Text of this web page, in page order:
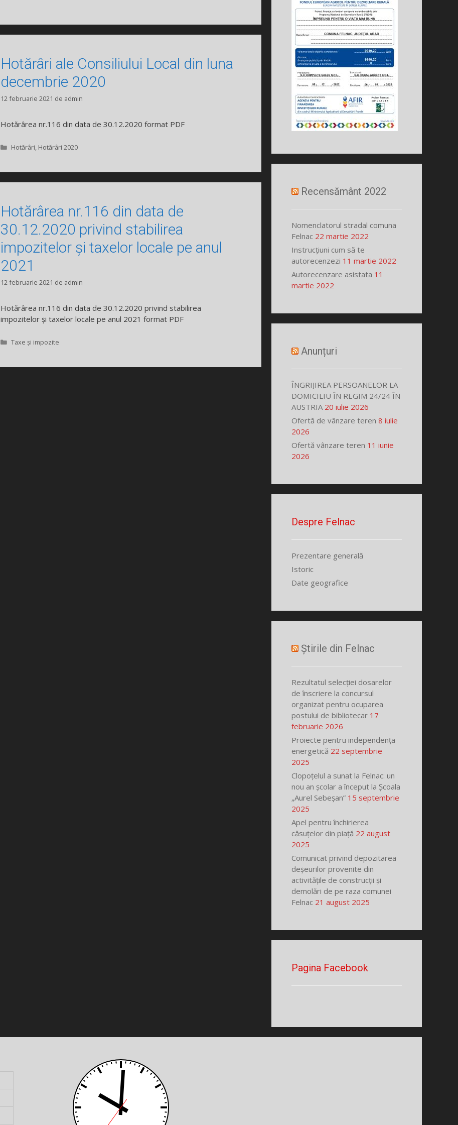
Hotărâri ale Consiliului Local din luna
decembrie 2020
12 februarie 2021 de admin
Hotărârea nr.116 din data de 30.12.2020 format PDF
Categorii
Hotărâri, Hotărâri 2020
Hotărârea nr.116 din data de
30.12.2020 privind stabilirea
impozitelor și taxelor locale pe anul
2021
12 februarie 2021 de admin
Hotărârea nr.116 din data de 30.12.2020 privind stabilirea
impozitelor și taxelor locale pe anul 2021 format PDF
Categorii
Taxe și impozite
Recensământ 2022
Nomenclatorul stradal comuna
Felnac 22 martie 2022
Instrucțiuni cum să te
autorecenzezi 11 martie 2022
Autorecenzare asistata 11
martie 2022
Anunțuri
ÎNGRIJIREA PERSOANELOR LA
DOMICILIU ÎN REGIM 24/24 ÎN
AUSTRIA 20 iulie 2026
Ofertă de vânzare teren 8 iulie
2026
Ofertă vânzare teren 11 iunie
2026
Despre Felnac
Prezentare generală
Istoric
Date geografice
Știrile din Felnac
Rezultatul selecției dosarelor
de înscriere la concursul
organizat pentru ocuparea
postului de bibliotecar 17
februarie 2026
Proiecte pentru independența
energetică 22 septembrie
2025
Clopoțelul a sunat la Felnac: un
nou an școlar a început la Școala
„Aurel Sebeșan” 15 septembrie
2025
Apel pentru închirierea
căsuțelor din piață 22 august
2025
Comunicat privind depozitarea
deșeurilor provenite din
activitățile de construcții și
demolări de pe raza comunei
Felnac 21 august 2025
Pagina Facebook